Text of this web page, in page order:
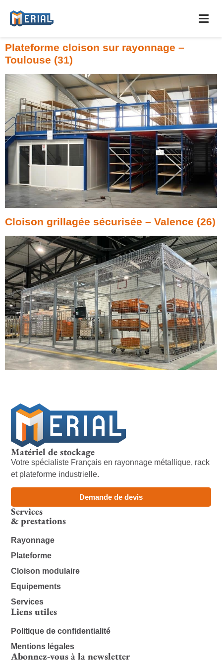
Plateforme cloison sur rayonnage –
Toulouse (31)
Cloison grillagée sécurisée – Valence (26)
Matériel de stockage
Votre spécialiste Français en rayonnage métallique, rack
et plateforme industrielle.
Demande de devis
Services
& prestations
Rayonnage
Plateforme
Cloison modulaire
Equipements
Services
Liens utiles
Politique de confidentialité
Mentions légales
Abonnez-vous à la newsletter